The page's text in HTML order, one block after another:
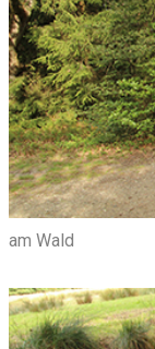
am Wald